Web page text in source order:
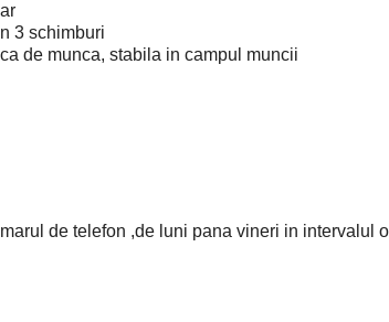
3 schimburi
de munca, stabila in campul muncii
de telefon ,de luni pana vineri in intervalul